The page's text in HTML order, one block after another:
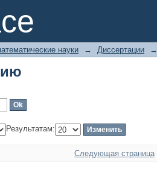
науки → Диссертации →
Результатам:
Следующая страница